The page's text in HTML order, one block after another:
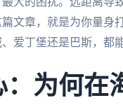
文章，就是为你量身
爱丁堡还是巴斯，都
：为何在